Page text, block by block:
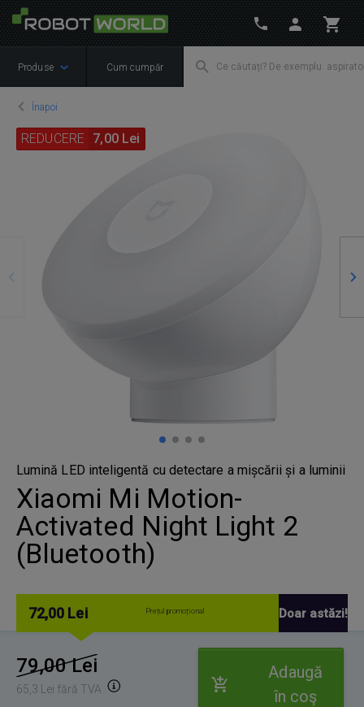
Produse Cum cumpăr
Înapoi
Precedente
REDUCERE 7,00 Lei
Lumină LED inteligentă cu detectare a mișcării și a luminii
Xiaomi Mi Motion-
Activated Night Light 2
(Bluetooth)
72,00 Lei Prețul promoțional Doar astăzi!
79,00 Lei
65,3 Lei fără TVA
Adaugă
în coş